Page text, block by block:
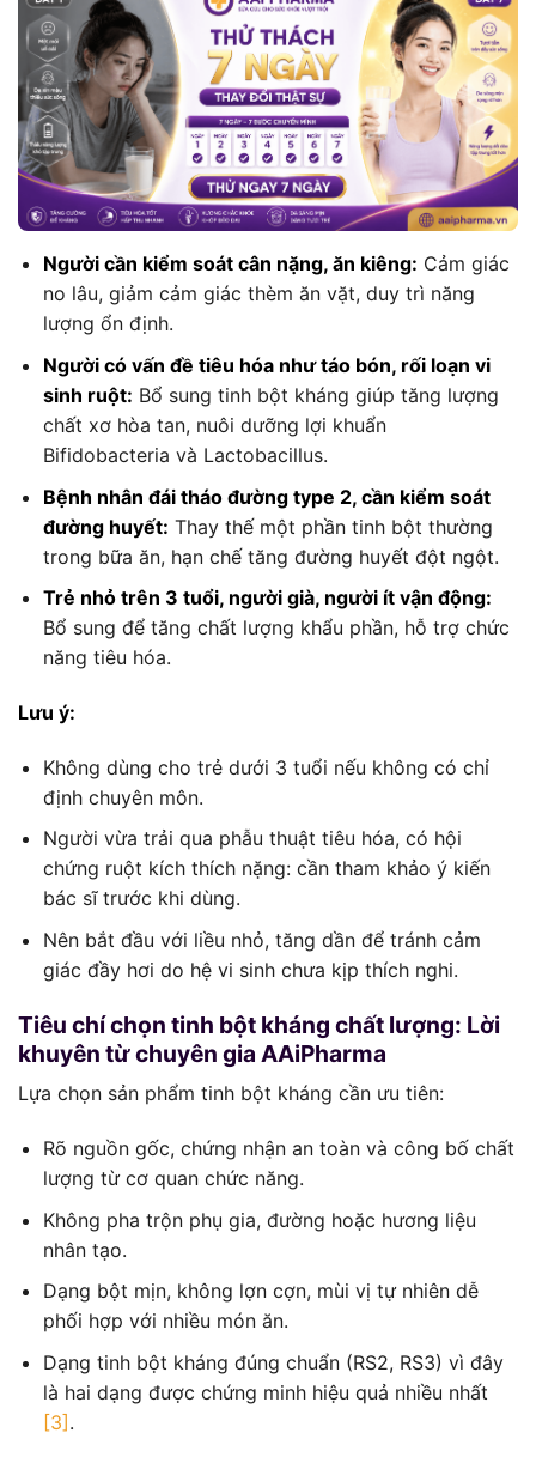
Người cần kiểm soát cân nặng, ăn kiêng: Cảm giác
no lâu, giảm cảm giác thèm ăn vặt, duy trì năng
lượng ổn định.
Người có vấn đề tiêu hóa như táo bón, rối loạn vi
sinh ruột: Bổ sung tinh bột kháng giúp tăng lượng
chất xơ hòa tan, nuôi dưỡng lợi khuẩn
Bifidobacteria và Lactobacillus.
Bệnh nhân đái tháo đường type 2, cần kiểm soát
đường huyết: Thay thế một phần tinh bột thường
trong bữa ăn, hạn chế tăng đường huyết đột ngột.
Trẻ nhỏ trên 3 tuổi, người già, người ít vận động:
Bổ sung để tăng chất lượng khẩu phần, hỗ trợ chức
năng tiêu hóa.
Lưu ý:
Không dùng cho trẻ dưới 3 tuổi nếu không có chỉ
định chuyên môn.
Người vừa trải qua phẫu thuật tiêu hóa, có hội
chứng ruột kích thích nặng: cần tham khảo ý kiến
bác sĩ trước khi dùng.
Nên bắt đầu với liều nhỏ, tăng dần để tránh cảm
giác đầy hơi do hệ vi sinh chưa kịp thích nghi.
Tiêu chí chọn tinh bột kháng chất lượng: Lời
khuyên từ chuyên gia AAiPharma
Lựa chọn sản phẩm tinh bột kháng cần ưu tiên:
Rõ nguồn gốc, chứng nhận an toàn và công bố chất
lượng từ cơ quan chức năng.
Không pha trộn phụ gia, đường hoặc hương liệu
nhân tạo.
Dạng bột mịn, không lợn cợn, mùi vị tự nhiên dễ
phối hợp với nhiều món ăn.
Dạng tinh bột kháng đúng chuẩn (RS2, RS3) vì đây
là hai dạng được chứng minh hiệu quả nhiều nhất
[3].